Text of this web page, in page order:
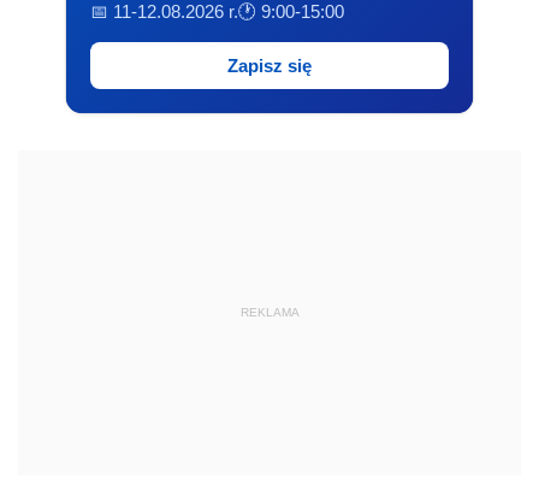
📅 11-12.08.2026 r.🕐 9:00-15:00
Zapisz się
REKLAMA